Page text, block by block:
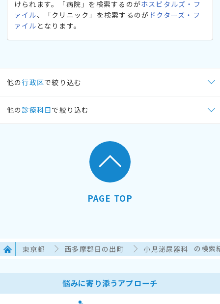
けられます。「病院」を検索するのがホスピタルズ・フ
ァイル、「クリニック」を検索するのが ドクターズ・フ
ァイル となります。
他の行政区で絞り込む
他の 診療科目で絞り込む
PAGE TOP
東京都 西多摩郡日の出町 小児泌尿器科 の検索
悩みに寄り添うアプローチ